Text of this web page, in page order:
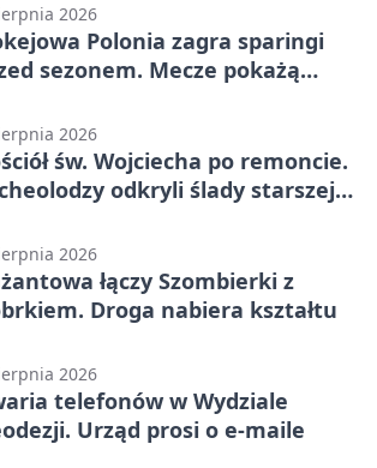
2026
Polonia zagra sparingi
sezonem. Mecze pokażą
2026
św. Wojciecha po remoncie.
odkryli ślady starszej
2026
łączy Szombierki z
Droga nabiera kształtu
2026
telefonów w Wydziale
Urząd prosi o e-maile